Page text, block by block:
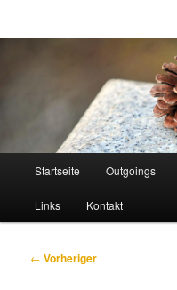
Startseite Outgoings
Links Kontakt
Beitragsnavigation
← Vorheriger